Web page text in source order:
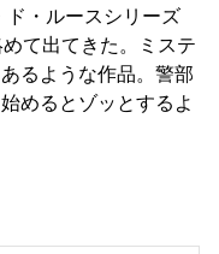
ド・ルースシリーズ
て出てきた。ミステ
るような作品。警部
めるとゾッとするよ